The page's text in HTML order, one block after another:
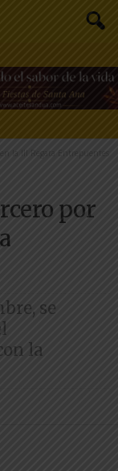
la III Regata Entrepuentes
por
se
la